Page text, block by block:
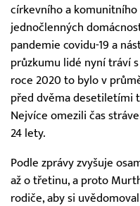
církevního a
jednočlenných
pandemie covidu-19 a
průzkumu lidé nyní tráví
roce 2020 to bylo v
před dvěma desetiletími
Nejvíce omezili čas
24 lety.
Podle zprávy zvyšuje
až o třetinu, a proto
rodiče, aby si